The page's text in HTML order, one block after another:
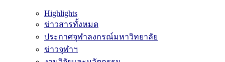
Highlights
ข่าวสารทั้งหมด
ประกาศจุฬาลงกรณ์มหาวิทยาลัย
ข่าวจุฬาฯ